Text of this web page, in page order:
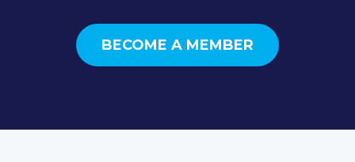
BECOME A MEMBER